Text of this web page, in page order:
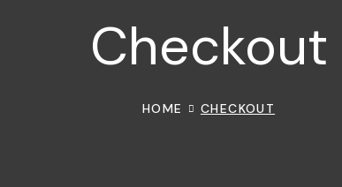
Checkout
HOME CHECKOUT